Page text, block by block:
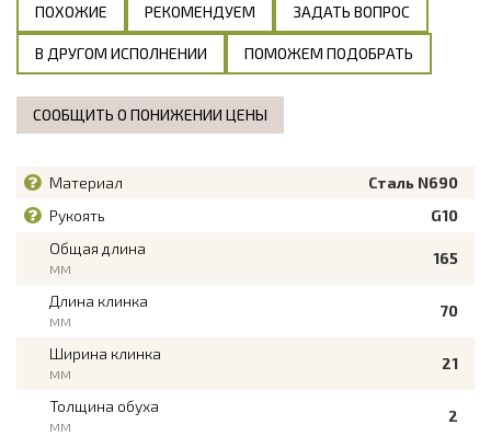
ПОХОЖИЕ РЕКОМЕНДУЕМ ЗАДАТЬ ВОПРОС
В ДРУГОМ ИСПОЛНЕНИИ ПОМОЖЕМ ПОДОБРАТЬ
СООБЩИТЬ О ПОНИЖЕНИИ ЦЕНЫ
Материал
Сталь N690
Рукоять
G10
Общая длина
мм
165
Длина клинка
мм
70
Ширина клинка
мм
21
Толщина обуха
мм
2